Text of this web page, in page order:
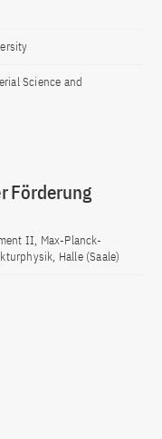
Science and
Förderung
II, Max-Planck-
Halle (Saale)